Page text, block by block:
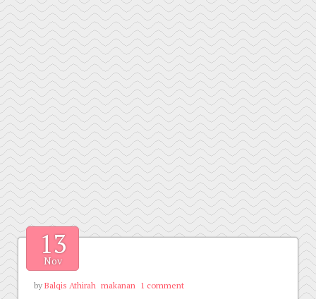
13
Nov
by Balqis Athirah makanan 1 comment